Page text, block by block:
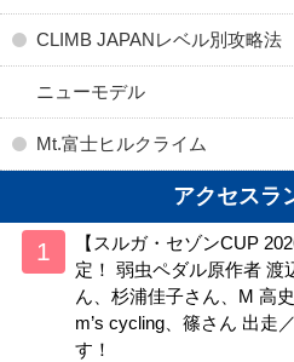
CLIMB JAPANレベル別攻略法
ニューモデル
Mt.富士ヒルクライム
アクセスラ
【スルガ・セゾンCUP
定！ 弱虫ペダル原作者 渡
ん、杉浦佳子さん、M 高
m’s cycling、篠さん 出走
す！